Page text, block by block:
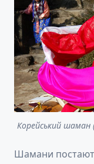
Корейський
Шамани